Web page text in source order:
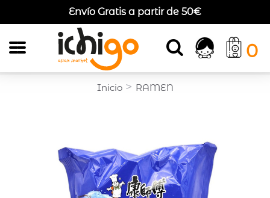
Envío Gratis a partir de 50€
Ichigo
0
Inicio > RAMEN